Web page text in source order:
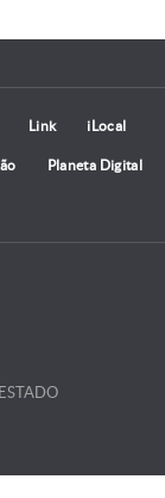
Link iLocal
Planeta Digital